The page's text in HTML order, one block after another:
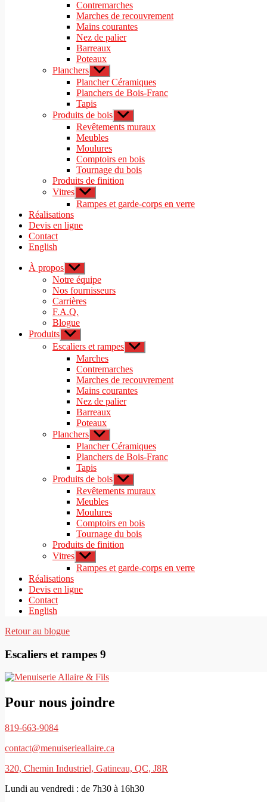
menu
Contremarches
Marches de recouvrement
Mains courantes
Nez de palier
Barreaux
Poteaux
Planchers Afficher
le
sous-
menu
Plancher Céramiques
Planchers de Bois-Franc
Tapis
Produits de bois Afficher
le
sous-
Revêtements muraux
Meubles
Moulures
Comptoirs en bois
Tournage du bois
Produits de finition
Vitres Afficher
le
sous-
Rampes et garde-corps en verre
Réalisations
Devis en ligne
Contact
English
À propos Afficher
le
sous-
menu
Notre équipe
Nos fournisseurs
Carrières
F.A.Q.
Blogue
Produits Afficher
le
sous-
menu
Escaliers et rampes Afficher
le
menu
Marches
Contremarches
Marches de recouvrement
Mains courantes
Nez de palier
Barreaux
Poteaux
Planchers Afficher
le
sous-
menu
Plancher Céramiques
Planchers de Bois-Franc
Tapis
Produits de bois Afficher
le
sous-
Revêtements muraux
Meubles
Moulures
Comptoirs en bois
Tournage du bois
Produits de finition
Vitres Afficher
le
sous-
Rampes et garde-corps en verre
Réalisations
Devis en ligne
Contact
English
Retour au blogue
Escaliers et rampes 9
Pour nous joindre
819-663-9084
contact@menuiserieallaire.ca
320, Chemin Industriel, Gatineau, QC, J8R
Lundi au vendredi : de 7h30 à 16h30